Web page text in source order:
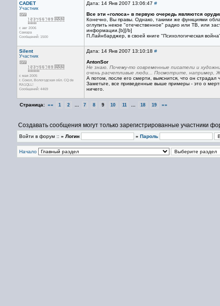
CADET
Участник
с авг 2006
Самара
Сообщений: 1500
Дата: 14 Янв 2007 13:06:47 #
Все эти «голоса» в первую очередь являются
Конечно, Вы правы. Однако, такими же функциями
оглупить некое "отечественное" радио или ТВ, или
информации.[b][/b]
П.Лайнбарджер, в своей книге "Психологическая
Silent
Участник
с мая 2005
г. Сокол, Вологодская обл. CQ de
RA1QLL!
Сообщений: 4469
Дата: 14 Янв 2007 13:10:18 #
AntonSor
Не знаю. Почему-то современные писатели и
очень расчетливые люди... Посмотрите, например,
А потом, после его смерти, выяснится, что он страдал
Заметьте, все приведенные выше примеры - это о
ничего.
Страница: «« 1 2 7 8 9 10 11 18 19 »»
Создавать сообщения могут только зарегистрированные участники
Войти в форум :: » Логин » Пароль
Начало